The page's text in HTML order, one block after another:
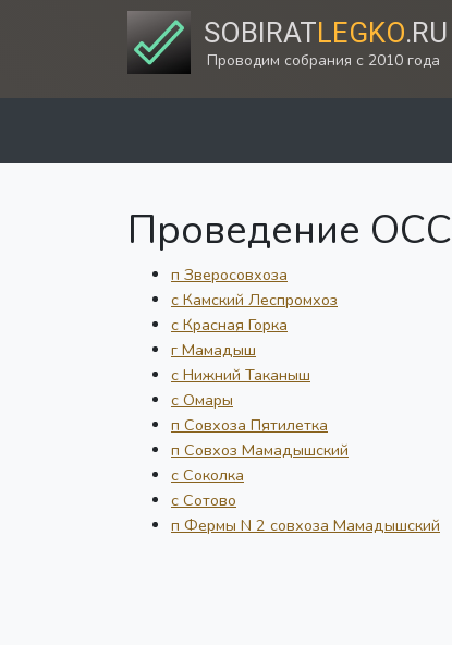
SOBIRATLEGKO.RU
Проводим собрания с 2010 года
Проведение
п Зверосовхоза
с Камский Леспромхоз
с Красная Горка
г Мамадыш
с Нижний Таканыш
с Омары
п Совхоза Пятилетка
п Совхоз Мамадышский
с Соколка
с Сотово
п Фермы N 2 совхоза Мамадышский